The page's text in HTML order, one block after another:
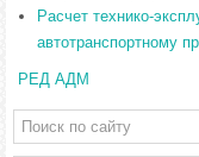
Расчет технико-
автотранспортному
РЕД АДМ